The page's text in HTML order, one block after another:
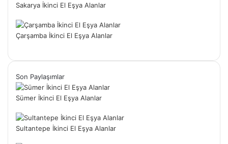
Sakarya İkinci El Eşya Alanlar
Çarşamba İkinci El Eşya Alanlar
Son Paylaşımlar
Sümer İkinci El Eşya Alanlar
Sultantepe İkinci El Eşya Alanlar